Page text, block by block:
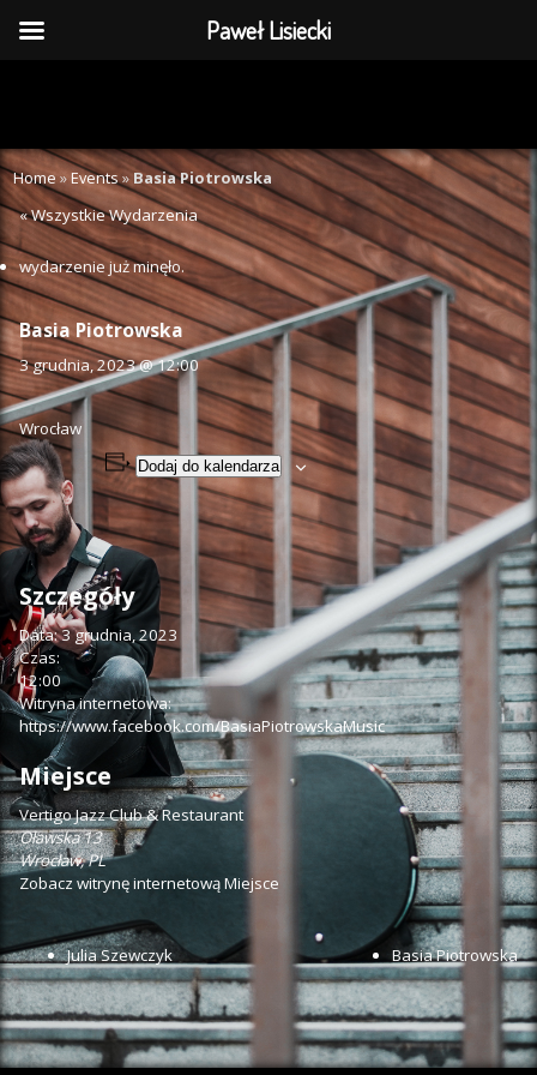
Home»Events» Basia Piotrowska
« Wszystkie Wydarzenia
wydarzenie już minęło.
Basia Piotrowska
3 grudnia, 2023 @ 12:00
Wrocław
Dodaj do kalendarza
Szczegóły
Data:3 grudnia, 2023
Czas:
12:00
Witryna internetowa:
https://www.facebook.com/BasiaPiotrowskaMusic
Miejsce
Vertigo Jazz Club & Restaurant
Oławska 13
Wrocław,PL
Zobacz witrynę internetową Miejsce
Julia Szewczyk Basia Piotrowska
Paweł Lisiecki